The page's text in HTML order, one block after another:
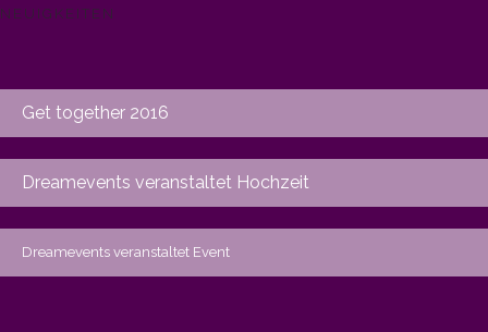
NEUIGKEITEN
Get together 2016
Dreamevents veranstaltet Hochzeit
Dreamevents veranstaltet Event